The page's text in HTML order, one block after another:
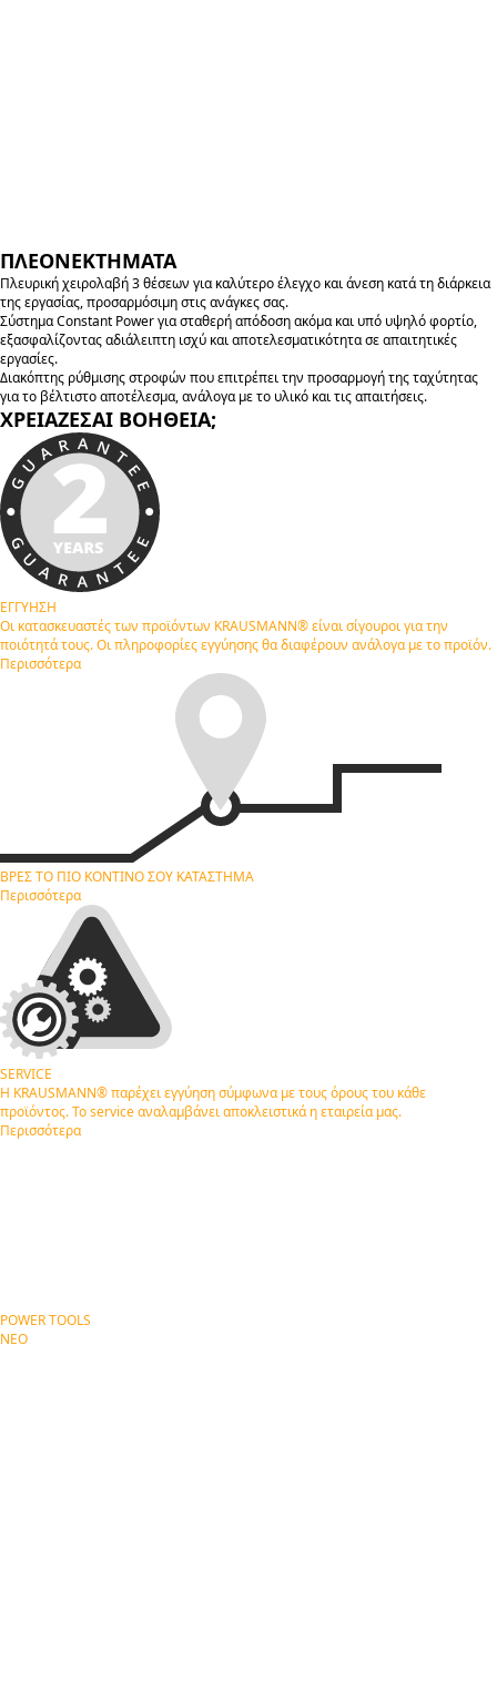
ΠΛΕΟΝΕΚΤΗΜΑΤΑ
Πλευρική χειρολαβή 3 θέσεων για καλύτερο έλεγχο και άνεση κατά τη διάρκεια
της εργασίας, προσαρμόσιμη στις ανάγκες σας.
Σύστημα Constant Power για σταθερή απόδοση ακόμα και υπό υψηλό φορτίο,
εξασφαλίζοντας αδιάλειπτη ισχύ και αποτελεσματικότητα σε απαιτητικές
εργασίες.
Διακόπτης ρύθμισης στροφών που επιτρέπει την προσαρμογή της ταχύτητας
για το βέλτιστο αποτέλεσμα, ανάλογα με το υλικό και τις απαιτήσεις.
ΧΡΕΙΑΖΕΣΑΙ ΒΟΗΘΕΙΑ;
ΕΓΓΥΗΣΗ
Οι κατασκευαστές των προϊόντων KRAUSMANN® είναι σίγουροι για την
ποιότητά τους. Οι πληροφορίες εγγύησης θα διαφέρουν ανάλογα με το προϊόν.
Περισσότερα
ΒΡΕΣ ΤΟ ΠΙΟ ΚΟΝΤΙΝΟ ΣΟΥ ΚΑΤΑΣΤΗΜΑ
Περισσότερα
SERVICE
Η KRAUSMANN® παρέχει εγγύηση σύμφωνα με τους όρους του κάθε
προϊόντος. Το service αναλαμβάνει αποκλειστικά η εταιρεία μας.
Περισσότερα
POWER TOOLS
ΝΕΟ